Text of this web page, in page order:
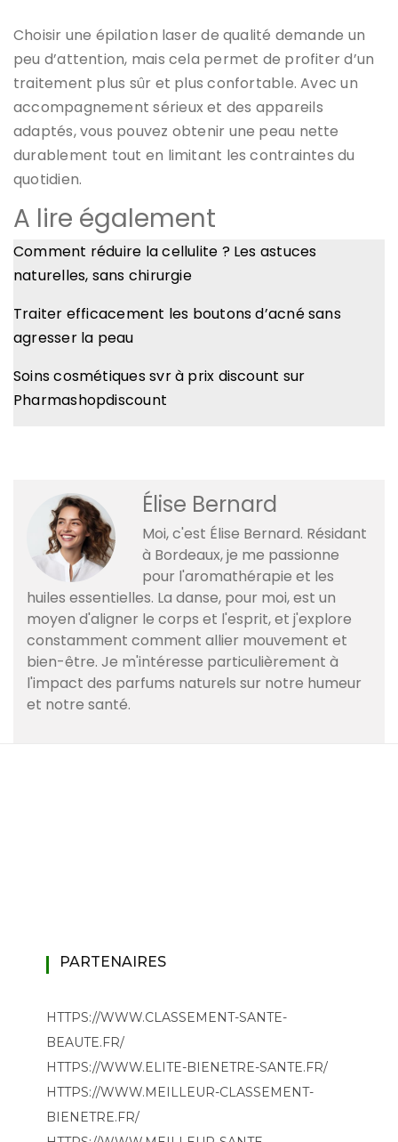
Choisir une épilation laser de qualité demande un
peu d’attention, mais cela permet de profiter d’un
traitement plus sûr et plus confortable. Avec un
accompagnement sérieux et des appareils
adaptés, vous pouvez obtenir une peau nette
durablement tout en limitant les contraintes du
quotidien.
A lire également
Comment réduire la cellulite ? Les astuces
naturelles, sans chirurgie
Traiter efficacement les boutons d’acné sans
agresser la peau
Soins cosmétiques svr à prix discount sur
Pharmashopdiscount
Élise Bernard
Moi, c'est Élise Bernard. Résidant
à Bordeaux, je me passionne
pour l'aromathérapie et les
huiles essentielles. La danse, pour moi, est un
moyen d'aligner le corps et l'esprit, et j'explore
constamment comment allier mouvement et
bien-être. Je m'intéresse particulièrement à
l'impact des parfums naturels sur notre humeur
et notre santé.
PARTENAIRES
HTTPS://WWW.CLASSEMENT-SANTE-
BEAUTE.FR/
HTTPS://WWW.ELITE-BIENETRE-SANTE.FR/
HTTPS://WWW.MEILLEUR-CLASSEMENT-
BIENETRE.FR/